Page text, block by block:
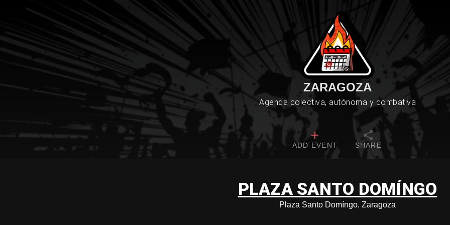
ZARAGOZA
Agenda colectiva, autónoma y combativa
ADD EVENT SHARE
PLAZA SANTO DOMÍNGO
Plaza Santo Domíngo, Zaragoza